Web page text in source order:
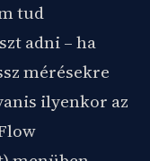
tud
adni – ha
mérésekre
ilyenkor az